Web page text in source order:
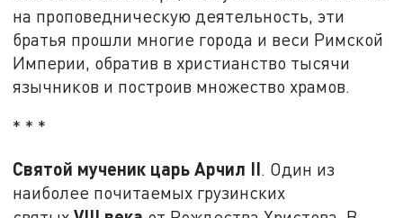
на проповедническую деятельность, эти
братья прошли многие города и веси Римской
Империи, обратив в христианство тысячи
язычников и построив множество храмов.
* * *
Святой мученик царь Арчил II. Один из
наиболее почитаемых грузинских